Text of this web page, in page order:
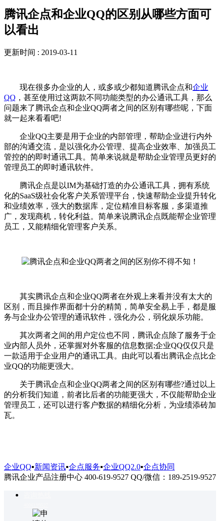
腾讯企点和企业QQ的区别从哪些方面可
以看出
更新时间 : 2019-03-11
现在很多办企业的人，或多或少都知道腾讯企点和企业
QQ ，甚至使用过这两款不同功能类型的办公通讯工具，那么
问题来了腾讯企点和企业QQ两者之间的区别有哪些呢，下面
就一起来看看吧!
企业QQ主要是用于企业的内部管理，帮助企业进行内外
部的沟通交流，是以强化办公管理、提高企业效率、加强员工
管控的的即时通讯工具。简单来说就是帮助企业管理员更好的
管理员工的即时通讯软件。
腾讯企点是以IM为基础打造的办公通讯工具，拥有系统
化的SaaS级社会化客户关系管理平台，快速帮助企业提升转化
和业绩效率，强大的数据库，定位精准目标客服，多渠道推
广，发现商机，转化利益。简单来说腾讯企点既能帮企业管理
员工，又能精细化管理客户关系。
其实腾讯企点和企业QQ两者在外观上来看并没有太大的
区别，而且操作界面都十分的精简，简单安全易上手，都是服
务与企业办公管理的通讯软件，强化办公，弱化娱乐功能。
其次两者之间的用户定位也不同，腾讯企点除了服务于企
业内部人员外，还掌握对外客服的信息数据;企业QQ仅仅只是
一款适用于企业用户的通讯工具。由此可以看出腾讯企点比企
业QQ的功能更强大。
关于腾讯企点和企业QQ两者之间的区别有哪些?通过以上
的分析我们知道，前者比后者的功能更强大，不仅能帮助企业
管理员工，还可以进行客户数据的精细化分析，为业绩添砖加
瓦。
企业QQ▪新闻资讯▪企点服务▪企业QQ2.0▪企点协同
腾讯企业产品注册中心 400-619-9527 QQ/微信：189-2519-9527